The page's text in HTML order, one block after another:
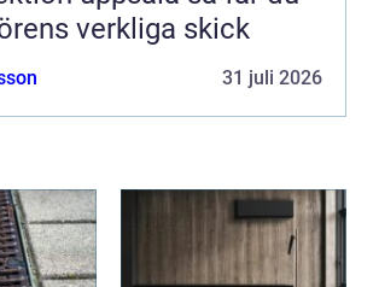
verkliga skick
31 juli 2026